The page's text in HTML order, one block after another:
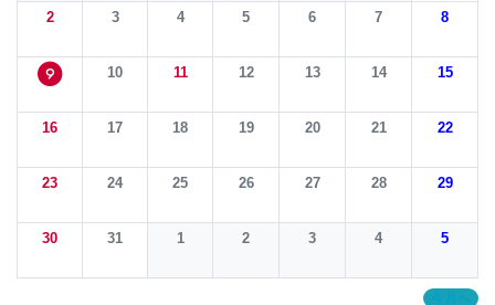
2 3 4 5 6 7 8
9 10 11 12 13 14 15
16 17 18 19 20 21 22
23 24 25 26 27 28 29
30 31 1 2 3 4 5